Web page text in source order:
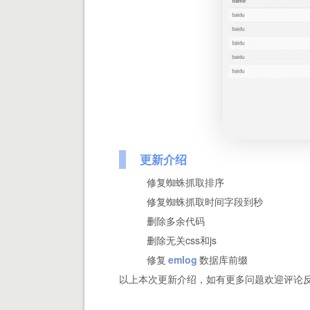
更新介绍
修复蜘蛛抓取排序
修复蜘蛛抓取时间字段到秒
删除多余代码
删除无关css和js
修复 emlog 数据库前缀
以上本次更新介绍，如有更多问题欢迎评论